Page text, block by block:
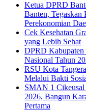
Ketua DPRD
Banten, Tegaskan
Perekonomian
Cek Kesehatan
yang Lebih Sehat
DPRD Kabupaten
Nasional Tahun
RSU Kota
Melalui Bakti
SMAN 1
2026, Bangun
Pertama